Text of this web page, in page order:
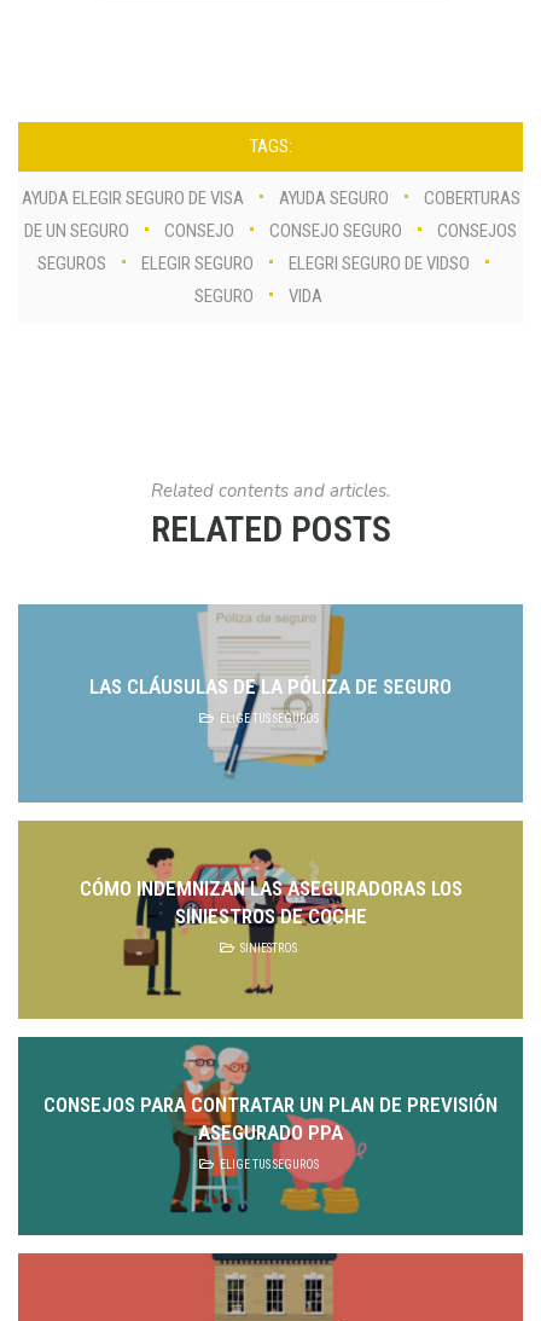
TAGS:
AYUDA ELEGIR SEGURO DE VISA AYUDA SEGURO
COBERTURAS
DE UN SEGURO
CONSEJO CONSEJO SEGURO
CONSEJOS
SEGUROS
ELEGIR SEGURO
ELEGRI SEGURO DE VIDSO
SEGURO
VIDA
Related contents and articles.
RELATED POSTS
LAS CLÁUSULAS DE LA PÓLIZA DE SEGURO
ELIGE TUS SEGUROS
CÓMO INDEMNIZAN LAS ASEGURADORAS LOS
SINIESTROS DE COCHE
SINIESTROS
CONSEJOS PARA CONTRATAR UN PLAN DE PREVISIÓN
ASEGURADO PPA
ELIGE TUS SEGUROS